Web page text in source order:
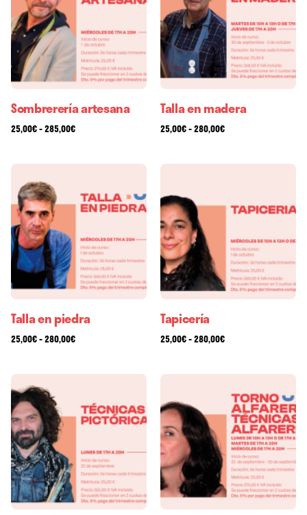
Sombrerería artesana
25,00€-285,00€
Talla en madera
25,00€-280,00€
Talla en piedra
25,00€-280,00€
Tapicería
25,00€-280,00€